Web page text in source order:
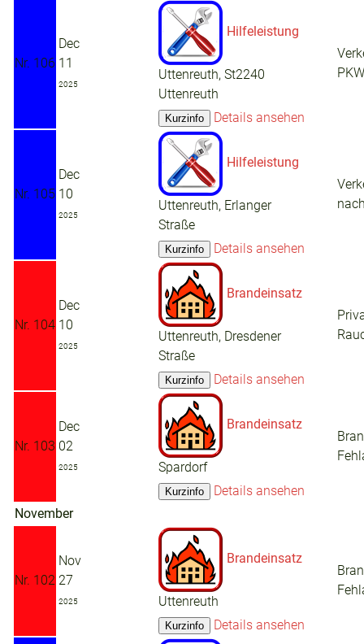
Nr. 106
Dec
11
2025
Hilfeleistung
Uttenreuth, St2240
Uttenreuth
Details ansehen
PKW
Nr. 105
Dec
10
2025
Hilfeleistung
Uttenreuth, Erlanger
Straße
Details ansehen
Nr. 104
Dec
10
2025
Brandeinsatz
Uttenreuth, Dresdener
Straße
Details ansehen
Nr. 103
Dec
02
2025
Brandeinsatz
Spardorf
Details ansehen
November
Nr. 102
Nov
27
2025
Brandeinsatz
Uttenreuth
Details ansehen